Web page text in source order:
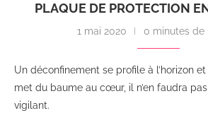
PLAQUE DE PROTECTION
1 mai 2020 0 minutes de
Un déconfinement se profile à l’horizon
met du baume au cœur, il n’en faudra
vigilant.